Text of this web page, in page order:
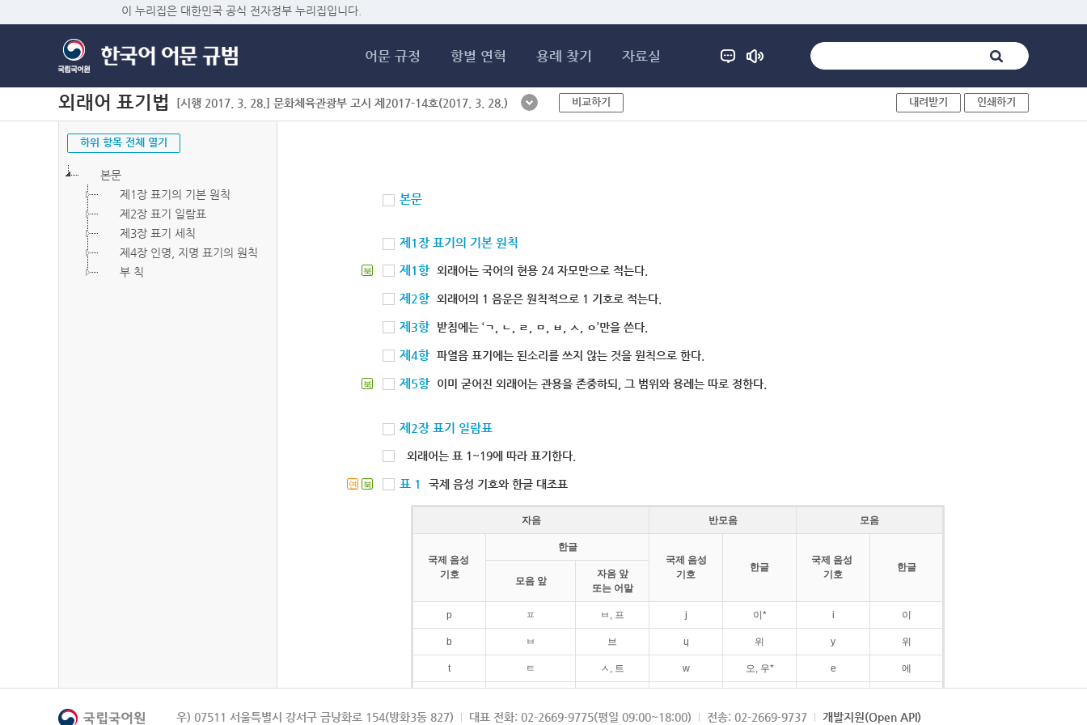
이 누리집은 대한민국 공식 전자정부 누리집입니다.
어문 규정 항별 연혁 용례 찾기 자료실
외래어 표기법 [시행 2017. 3. 28.] 문화체육관광부 고시 제2017-14호(2017. 3. 28.) 비교하기 내려받기 인쇄하기
하위 항목 전체 열기
본문
제1장 표기의 기본 원칙
제2장 표기 일람표
제3장 표기 세칙
제4장 인명, 지명 표기의 원칙
부 칙
본문
제1장 표기의 기본 원칙
북 제1항 외래어는 국어의 현용 24 자모만으로 적는다.
제2항 외래어의 1 음운은 원칙적으로 1 기호로 적는다.
제3항 받침에는 ‘ㄱ, ㄴ, ㄹ, ㅁ, ㅂ, ㅅ, ㅇ’만을 쓴다.
제4항 파열음 표기에는 된소리를 쓰지 않는 것을 원칙으로 한다.
북 제5항 이미 굳어진 외래어는 관용을 존중하되, 그 범위와 용례는 따로 정한다.
제2장 표기 일람표
외래어는 표 1~19에 따라 표기한다.
연 북 표 1 국제 음성 기호와 한글 대조표
자음 반모음 모음
국제 음성
기호
한글
국제 음성
기호
한글
국제 음성
기호
한글
모음 앞
자음 앞
또는 어말
p ㅍ ㅂ, 프 j 이* i 이
b ㅂ 브 ɥ 위 y 위
t ㅌ ㅅ, 트 w 오, 우* e 에
k ㅋ ㄱ, 크 ɛ 에
우) 07511 서울특별시 강서구 금낭화로 154(방화3동 827) 대표 전화: 02-2669-9775(평일 09:00~18:00) 전송: 02-2669-9737 개발지원(Open API)